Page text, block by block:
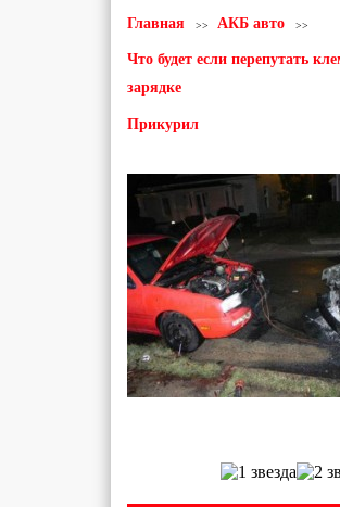
Главная АКБ авто
Что будет если перепутать
зарядке
Прикурил